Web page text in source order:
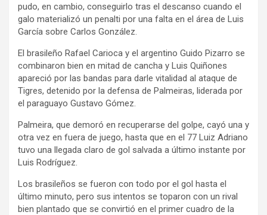
pudo, en cambio, conseguirlo tras el descanso cuando el
galo materializó un penalti por una falta en el área de Luis
García sobre Carlos González.
El brasileño Rafael Carioca y el argentino Guido Pizarro se
combinaron bien en mitad de cancha y Luis Quiñones
apareció por las bandas para darle vitalidad al ataque de
Tigres, detenido por la defensa de Palmeiras, liderada por
el paraguayo Gustavo Gómez.
Palmeira, que demoró en recuperarse del golpe, cayó una y
otra vez en fuera de juego, hasta que en el 77 Luiz Adriano
tuvo una llegada claro de gol salvada a último instante por
Luis Rodríguez.
Los brasileños se fueron con todo por el gol hasta el
último minuto, pero sus intentos se toparon con un rival
bien plantado que se convirtió en el primer cuadro de la